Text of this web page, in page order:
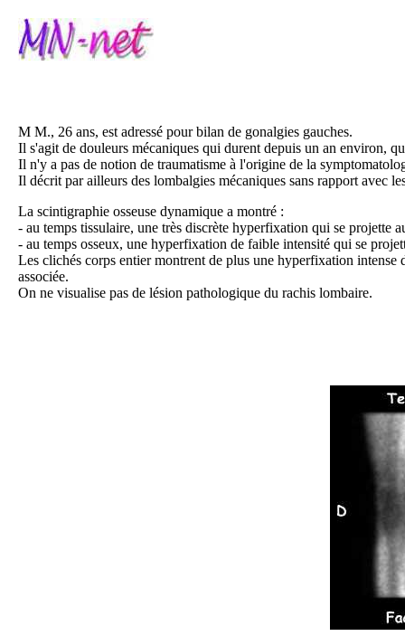
M M., 26 ans, est adressé pour bilan de gonalgies gauches.
Il s'agit de douleurs mécaniques qui durent depuis un an environ,
Il n'y a pas de notion de traumatisme à l'origine de la
Il décrit par ailleurs des lombalgies mécaniques sans rapport avec
La scintigraphie osseuse dynamique a montré :
- au temps tissulaire, une très discrète hyperfixation qui se
- au temps osseux, une hyperfixation de faible intensité qui se
Les clichés corps entier montrent de plus une hyperfixation
associée.
On ne visualise pas de lésion pathologique du rachis lombaire.